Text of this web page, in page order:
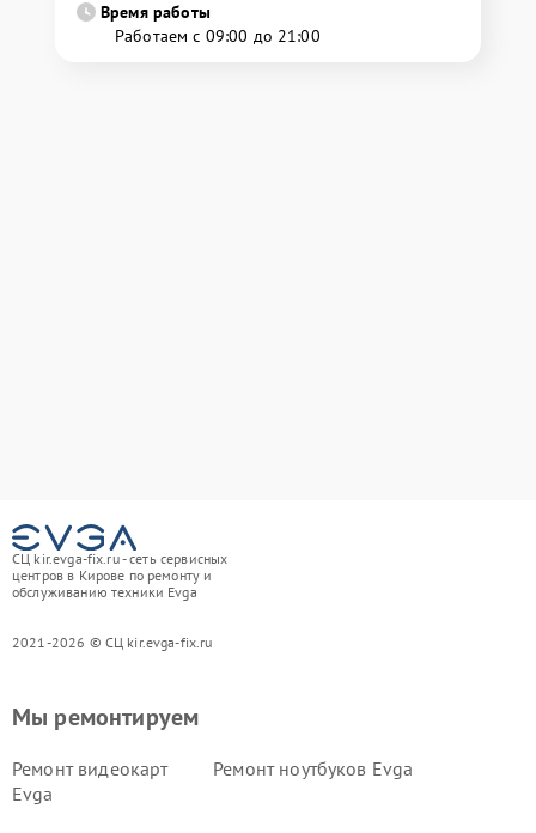
Время работы
Работаем с 09:00 до 21:00
СЦ kir.evga-fix.ru - сеть сервисных
центров в Кирове по ремонту и
обслуживанию техники Evga
2021-2026 © СЦ kir.evga-fix.ru
Мы ремонтируем
Ремонт видеокарт
Evga
Ремонт ноутбуков Evga